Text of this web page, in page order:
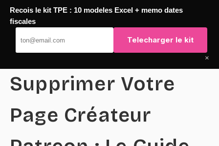
Passer
au
contenu
TaqTaq
Supprimer Votre
Page Créateur
Recois le kit TPE : 10 modeles Excel + memo dates
fiscales
Telecharger le kit
×